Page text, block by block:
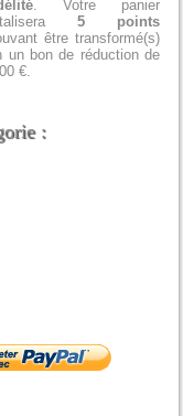
. Votre panier
5 points
être transformé(s)
un bon de réduction de
€.
: